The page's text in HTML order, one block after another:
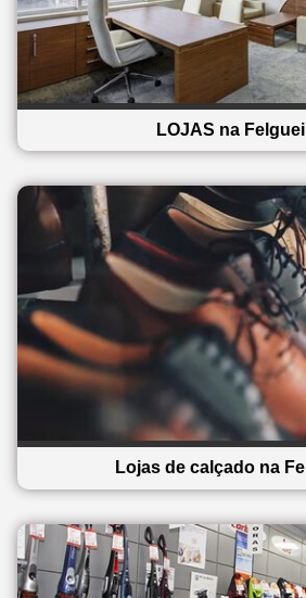
LOJAS na
Lojas de calçado na